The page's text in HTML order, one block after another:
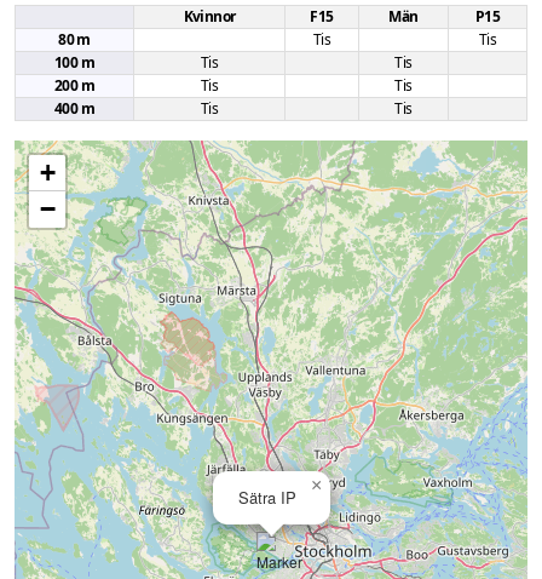
Kvinnor F15 Män
P15
80 m
Tis
Tis
100 m
Tis
Tis
200 m
Tis
Tis
400 m
Tis Tis
Sätra IP
×
+
−